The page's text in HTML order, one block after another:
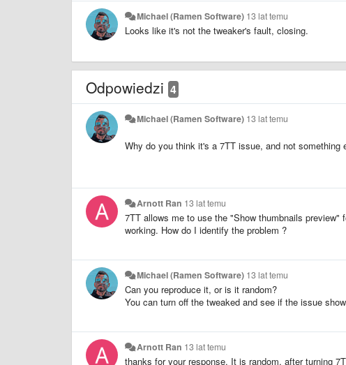
Michael (Ramen Software) 13 lat temu
Looks like it's not the tweaker's fault, closing.
Odpowiedzi 4
Michael (Ramen Software) 13 lat temu
Why do you think it's a 7TT issue, and not something
Arnott Ran 13 lat temu
7TT allows me to use the "Show thumbnails
working. How do I identify the problem ?
Michael (Ramen Software) 13 lat temu
Can you reproduce it, or is it random?
You can turn off the tweaked and see if the issue
Arnott Ran 13 lat temu
thanks for your response. It is random, after turning